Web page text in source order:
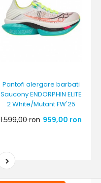
Pantofi alergare barbati
Saucony ENDORPHIN ELITE
2 White/Mutant FW'25
1.599,00 ron 959,00 ron